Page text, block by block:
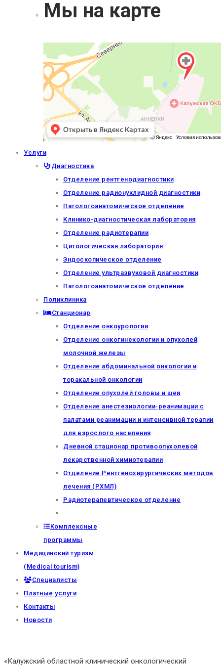
Мы на карте
Услуги
Диагностика
Отделение рентгенодиагностики
Отделение радионуклидной диагностики
Патологоанатомическое отделение
Клинико-диагностическая лаборатория
Отделение радиотерапии
Цитологическая лаборатория
Эндоскопическое отделение
Отделение ультразвуковой диагностики
Патологоанатомическое отделение
Поликлиника
Станционар
Отделение онкоурологии
Отделение онкогинекологии и опухолей
молочной железы
Отделение абдоминальной онкологии и
торакальной онкологии
Отделение опухолей головы и шеи
Отделение анестезиологии-реанимации с
палатами реанимации и интенсивной терапии
для взрослого населения
Дневной стационар противоопухолевой
лекарственной химиотерапии
Отделение Рентгенохирургических методов
лечения (РХМЛ)
Радиотерапевтическое отделение
Комплексные
программы
Медицинский туризм
(Medical tourism)
Специалисты
Платные услуги
Контакты
Новости
«Калужский областной клинический онкологический